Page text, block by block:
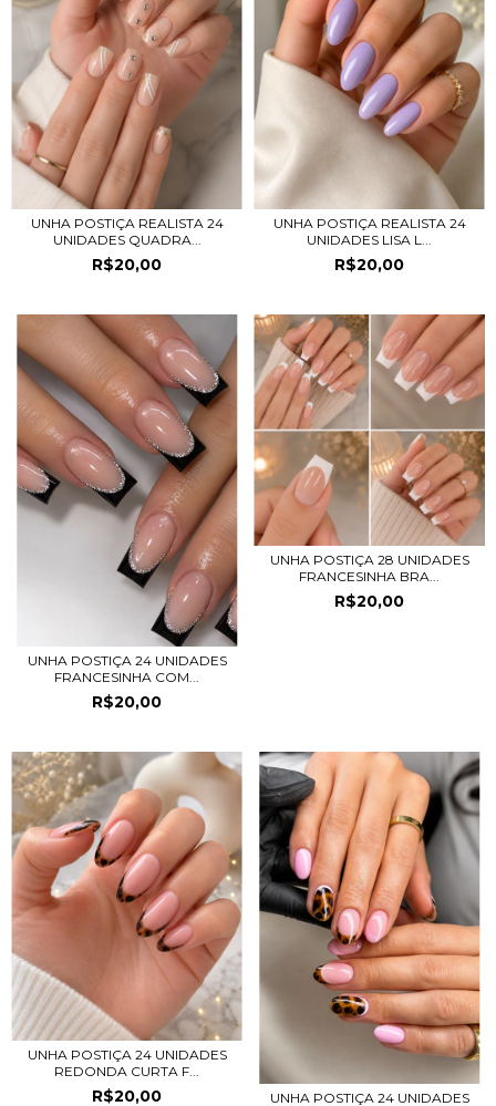
UNHA POSTIÇA REALISTA 24
UNIDADES QUADRA...
R$20,00
UNHA POSTIÇA REALISTA 24
UNIDADES LISA L...
R$20,00
UNHA POSTIÇA 24 UNIDADES
FRANCESINHA COM...
R$20,00
UNHA POSTIÇA 28 UNIDADES
FRANCESINHA BRA...
R$20,00
UNHA POSTIÇA 24 UNIDADES
REDONDA CURTA F...
R$20,00
UNHA POSTIÇA 24 UNIDADES